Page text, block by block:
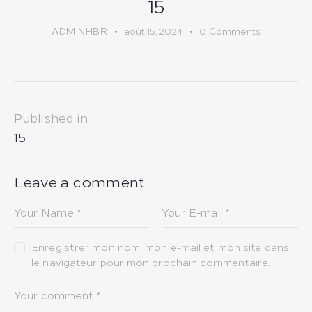
15
ADMINHBR août 15, 2024 0 Comments
Navigation
de
Published in
Previous
15
Leave a comment
Enregistrer mon nom, mon e-mail et mon site dans
le navigateur pour mon prochain commentaire.